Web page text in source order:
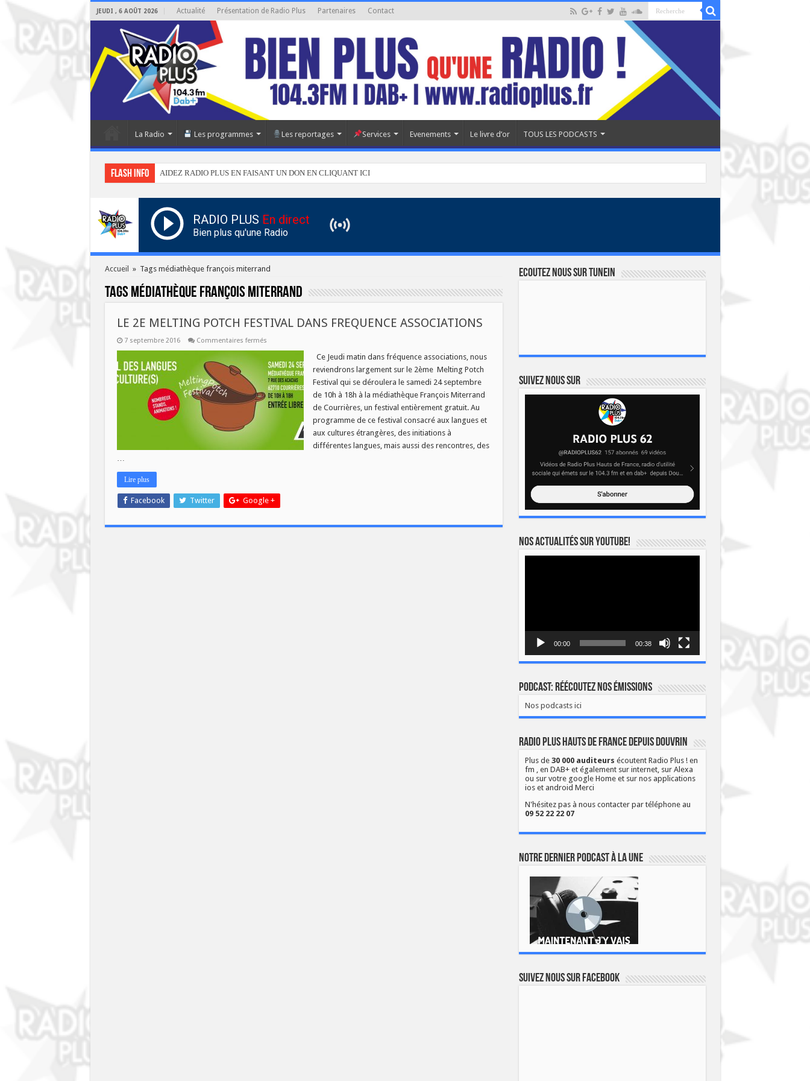
JEUDI , 6 AOÛT 2026 Actualité Présentation de Radio Plus Partenaires Contact
La Radio Les programmes Les reportages Services Evenements Le livre d’or TOUS LES PODCASTS
Flash info AIDEZ RADIO PLUS EN FAISANT UN DON EN CLIQUANT ICI
RADIO PLUS En direct
Bien plus qu'une Radio
Accueil » Tags médiathèque françois miterrand
Tags médiathèque françois miterrand
LE 2E MELTING POTCH FESTIVAL DANS FREQUENCE ASSOCIATIONS
7 septembre 2016 Commentaires ferméssur
MELTING
POTCH
FESTIVAL
DANS
FREQUENCE
ASSOCIATIONS
Ce Jeudi matin dans fréquence associations, nous
reviendrons largement sur le 2ème Melting Potch
Festival qui se déroulera le samedi 24 septembre
de 10h à 18h à la médiathèque François Miterrand
de Courrières, un festival entièrement gratuit. Au
programme de ce festival consacré aux langues et
aux cultures étrangères, des initiations à
différentes langues, mais aussi des rencontres, des
Lire plus
Facebook Twitter Google +
Ecoutez nous sur TuneIn
Suivez nous sur
Nos actualités sur YOUTUBE!
00:00 00:38
Podcast: Réécoutez nos émissions
Nos podcasts ici
Radio Plus Hauts de France depuis Douvrin
Plus de 30 000 auditeurs écoutent Radio Plus ! en
fm , en DAB+ et également sur internet, sur Alexa
ou sur votre google Home et sur nos applications
ios et android Merci
N'hésitez pas à nous contacter par téléphone au
09 52 22 22 07
Notre dernier podcast à la une
Suivez nous sur Facebook